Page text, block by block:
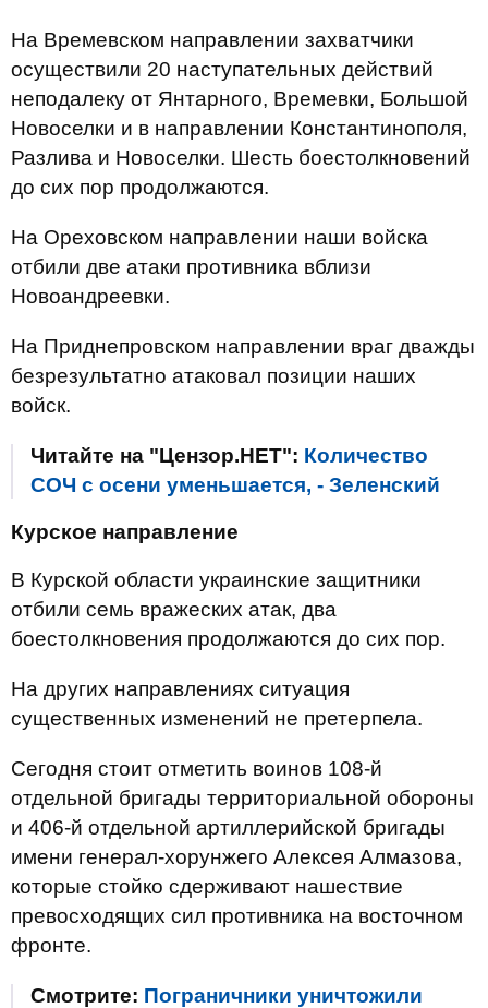
На Времевском направлении захватчики
осуществили 20 наступательных действий
неподалеку от Янтарного, Времевки, Большой
Новоселки и в направлении Константинополя,
Разлива и Новоселки. Шесть боестолкновений
до сих пор продолжаются.
На Ореховском направлении наши войска
отбили две атаки противника вблизи
Новоандреевки.
На Приднепровском направлении враг дважды
безрезультатно атаковал позиции наших
войск.
Читайте на "Цензор.НЕТ": Количество
СОЧ с осени уменьшается, - Зеленский
Курское направление
В Курской области украинские защитники
отбили семь вражеских атак, два
боестолкновения продолжаются до сих пор.
На других направлениях ситуация
существенных изменений не претерпела.
Сегодня стоит отметить воинов 108-й
отдельной бригады территориальной обороны
и 406-й отдельной артиллерийской бригады
имени генерал-хорунжего Алексея Алмазова,
которые стойко сдерживают нашествие
превосходящих сил противника на восточном
фронте.
Смотрите: Пограничники уничтожили